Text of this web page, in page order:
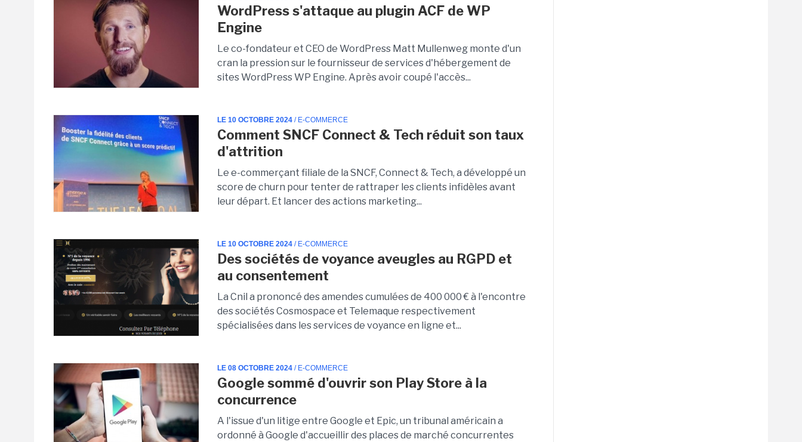
WordPress s'attaque au plugin ACF de WP
Engine
Le co-fondateur et CEO de WordPress Matt Mullenweg monte d'un
cran la pression sur le fournisseur de services d'hébergement de
sites WordPress WP Engine. Après avoir coupé l'accès...
LE 10 OCTOBRE 2024 / E-COMMERCE
Comment SNCF Connect & Tech réduit son taux
d'attrition
Le e-commerçant filiale de la SNCF, Connect & Tech, a développé un
score de churn pour tenter de rattraper les clients infidèles avant
leur départ. Et lancer des actions marketing...
LE 10 OCTOBRE 2024 / E-COMMERCE
Des sociétés de voyance aveugles au RGPD et
au consentement
La Cnil a prononcé des amendes cumulées de 400 000 € à l'encontre
des sociétés Cosmospace et Telemaque respectivement
spécialisées dans les services de voyance en ligne et...
LE 08 OCTOBRE 2024 / E-COMMERCE
Google sommé d'ouvrir son Play Store à la
concurrence
A l'issue d'un litige entre Google et Epic, un tribunal américain a
ordonné à Google d'accueillir des places de marché concurrentes